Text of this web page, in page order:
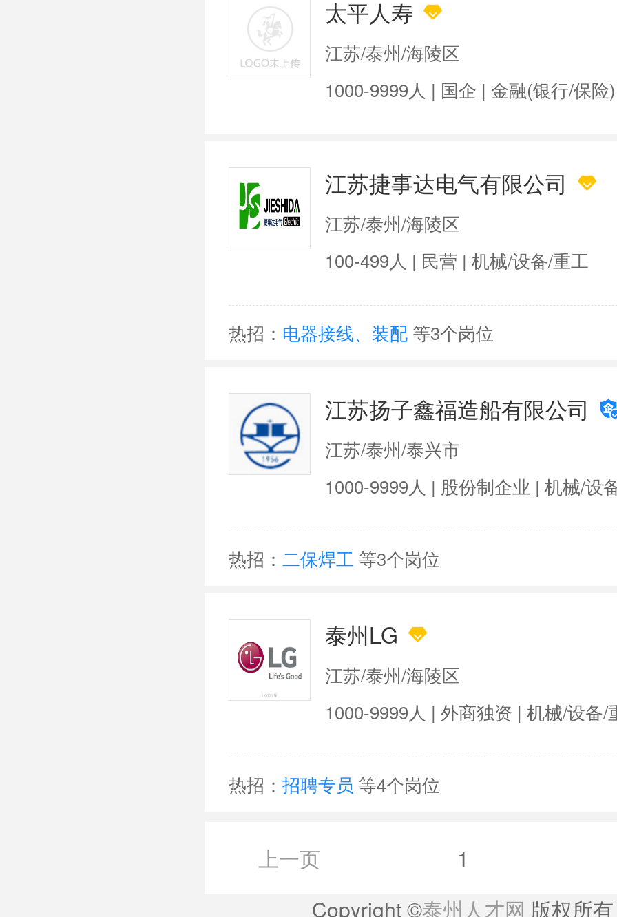
太平人寿
江苏/泰州/海陵区
1000-9999人 | 国企 | 金融(银行/保险)
江苏捷事达电气有限公司
江苏/泰州/海陵区
100-499人 | 民营 | 机械/设备/重工
热招： 电器接线、装配 等3个岗位
江苏扬子鑫福造船有限公司
江苏/泰州/泰兴市
1000-9999人 | 股份制企业 | 机械/设
热招： 二保焊工 等3个岗位
泰州LG
江苏/泰州/海陵区
1000-9999人 | 外商独资 | 机械/设备/
热招： 招聘专员 等4个岗位
上一页 1
Copyright ©泰州人才网 版权所有